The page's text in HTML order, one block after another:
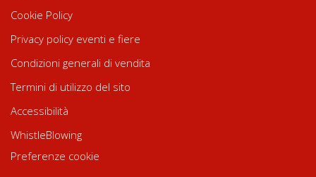
Cookie Policy
Privacy policy eventi e fiere
Condizioni generali di vendita
Termini di utilizzo del sito
Accessibilità
WhistleBlowing
Preferenze cookie